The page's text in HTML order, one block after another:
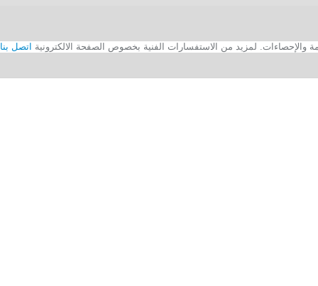
اتصل بنا